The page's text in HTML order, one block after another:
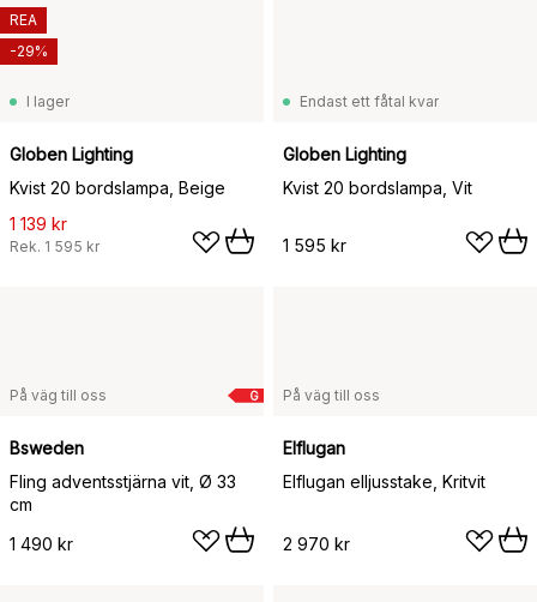
I lager
Globen Lighting
Kvist 20 bordslampa, Beige
1 139 kr
Rek. 1 595 kr
REA
-29%
Endast ett fåtal kvar
Globen Lighting
Kvist 20 bordslampa, Vit
1 595 kr
G
På väg till oss
Bsweden
Fling adventsstjärna vit, Ø 33
cm
1 490 kr
På väg till oss
Elflugan
Elflugan elljusstake, Kritvit
2 970 kr